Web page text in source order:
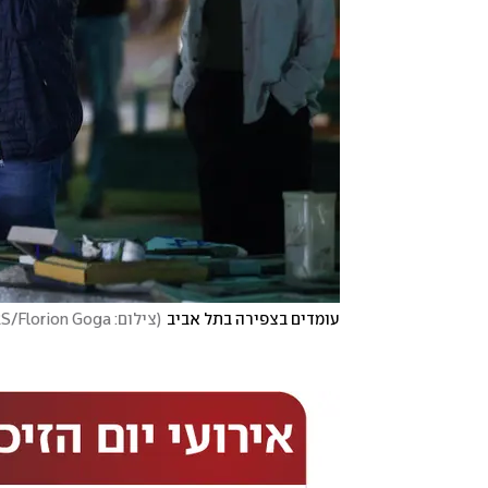
עומדים בצפירה בתל אביב (צילום: REUTERS/Florion Goga